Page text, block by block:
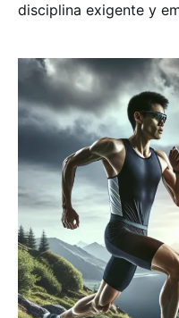
disciplina exigente y